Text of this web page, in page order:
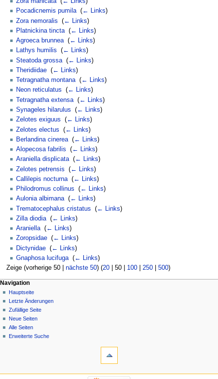
Pocadicnemis pumila‎ (← Links)
Zora nemoralis
(← Links)
Platnickina tincta‎ (← Links)
Agroeca brunnea‎ (← Links)
Lathys humilis
(← Links)
Steatoda grossa (← Links)
Theridiidae (← Links)
Tetragnatha montana‎ (← Links)
Neon reticulatus
(← Links)
Tetragnatha extensa (← Links)
Synageles hilarulus
(← Links)
Zelotes exiguus
(← Links)
Zelotes electus
(← Links)
Berlandina cinerea (← Links)
Alopecosa fabrilis
(← Links)
Araniella displicata‎ (← Links)
Zelotes petrensis
(← Links)
Callilepis nocturna‎ (← Links)
Philodromus collinus
(← Links)
Aulonia albimana‎ (← Links)
Trematocephalus cristatus
(← Links)
Zilla diodia‎ (← Links)
Araniella‎ (← Links)
Zoropsidae (← Links)
Dictynidae (← Links)
Gnaphosa lucifuga‎ (← Links)
Zeige (vorherige 50| nächste 50) (20| 50| 100| 250| 500)
Navigation
Hauptseite
Letzte Änderungen
Zufällige Seite
Neue Seiten
Alle Seiten
Erweiterte Suche